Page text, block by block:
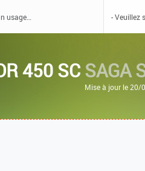
450 SCSAGA
Mise à jour le 20/